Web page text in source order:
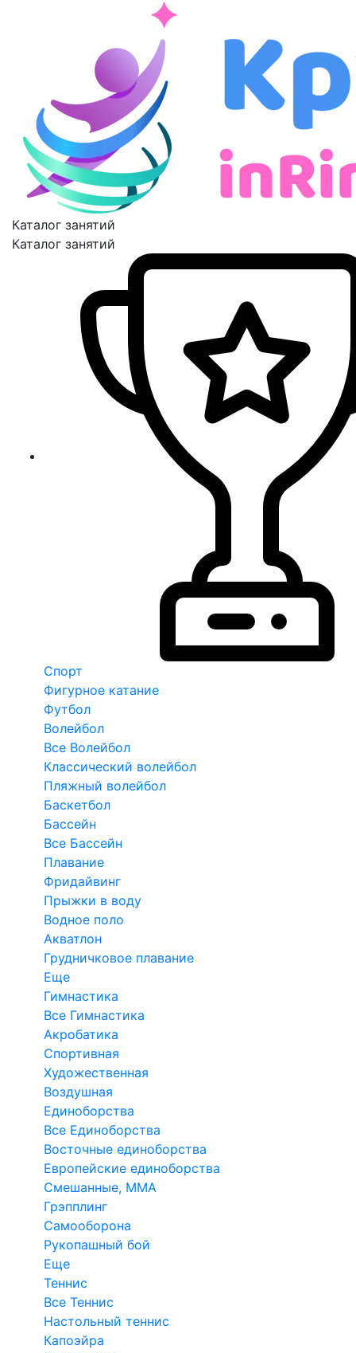
Каталог занятий
Каталог занятий
Спорт
Фигурное катание
Футбол
Волейбол
Все Волейбол
Классический волейбол
Пляжный волейбол
Баскетбол
Бассейн
Все Бассейн
Плавание
Фридайвинг
Прыжки в воду
Водное поло
Акватлон
Грудничковое плавание
Еще
Гимнастика
Все Гимнастика
Акробатика
Спортивная
Художественная
Воздушная
Единоборства
Все Единоборства
Восточные единоборства
Европейские единоборства
Смешанные, ММА
Грэпплинг
Самооборона
Рукопашный бой
Еще
Теннис
Все Теннис
Настольный теннис
Капоэйра